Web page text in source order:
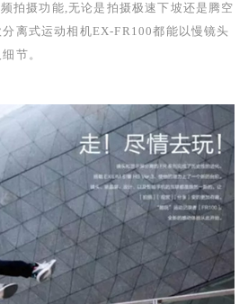
拍摄功能,无论是拍摄极速下坡还是腾空
离式运动相机EX-FR100都能以慢镜头
节。